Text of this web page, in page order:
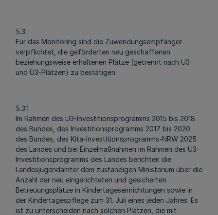
5.3
Für das Monitoring sind die Zuwendungsempfänger
verpflichtet, die geförderten neu geschaffenen
beziehungsweise erhaltenen Plätze (getrennt nach U3-
und Ü3-Plätzen) zu bestätigen.
5.3.1
Im Rahmen des U3-Investitionsprogramms 2015 bis 2018
des Bundes, des Investitionsprogramms 2017 bis 2020
des Bundes, des Kita-Investitionsprogramms-NRW 2025
des Landes und bei Einzelmaßnahmen im Rahmen des U3-
Investitionsprogramms des Landes berichten die
Landesjugendämter dem zuständigen Ministerium über die
Anzahl der neu eingerichteten und gesicherten
Betreuungsplätze in Kindertageseinrichtungen sowie in
der Kindertagespflege zum 31. Juli eines jeden Jahres. Es
ist zu unterscheiden nach solchen Plätzen, die mit